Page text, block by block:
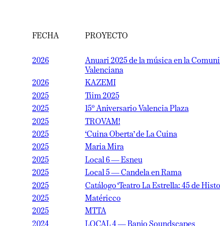
FECHA PROYECTO
2026
Anuari 2025 de la música en la Comunitat
Valenciana
2026 KAZEMI
2025
Tiim 2025
2025
15º Aniversario Valencia Plaza
2025
TROVAM!
2025
‘Cuina Oberta’ de La Cuina
2025
Maria Mira
2025
Local 6 — Esneu
2025
Local 5 — Candela en Rama
2025
Catálogo ‘Teatro La Estrella: 45 de Historia’
2025
Matéricco
2025
MTTA
2024
LOCAL 4 — Banjo Soundscapes